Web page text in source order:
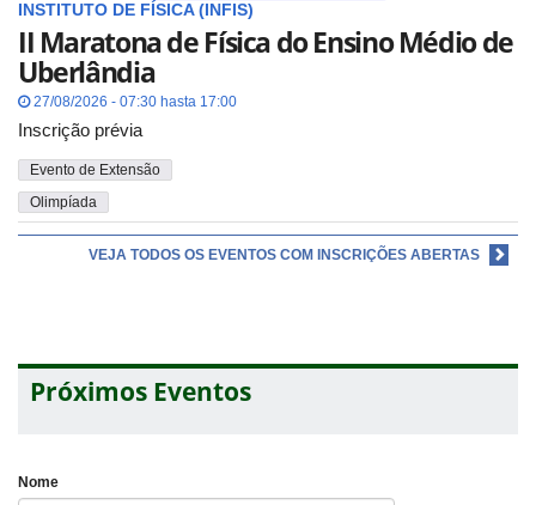
INSTITUTO DE FÍSICA (INFIS)
II Maratona de Física do Ensino Médio de
Uberlândia
27/08/2026 - 07:30 hasta 17:00
Inscrição prévia
Evento de Extensão
Olimpíada
VEJA TODOS OS EVENTOS COM INSCRIÇÕES ABERTAS
Próximos Eventos
Nome